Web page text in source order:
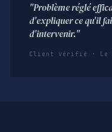
"Problème réglé
d'expliquer ce qu'il
d'intervenir."
Client vérifié · Le